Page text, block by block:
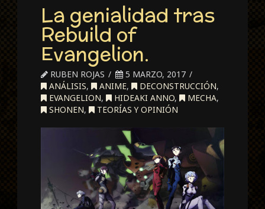
La genialidad tras
Rebuild of
Evangelion.
RUBEN ROJAS
5 MARZO, 2017
ANÁLISIS, ANIME, DECONSTRUCCIÓN,
EVANGELION, HIDEAKI ANNO, MECHA,
SHONEN, TEORÍAS Y OPINIÓN